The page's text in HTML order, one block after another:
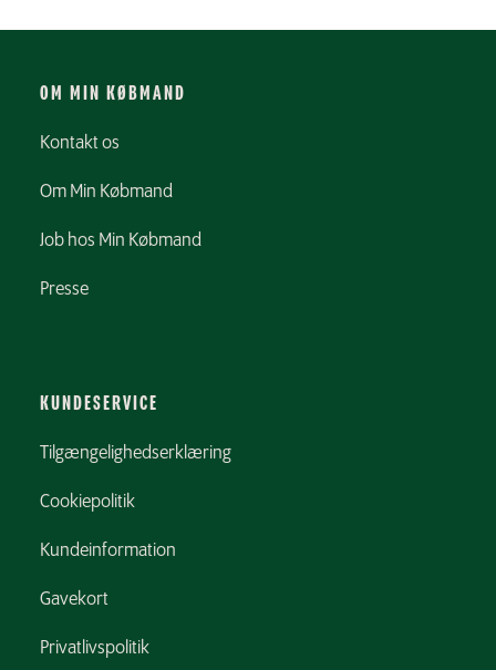
OM MIN KØBMAND
Kontakt os
Om Min Købmand
Job hos Min Købmand
Presse
KUNDESERVICE
Tilgængelighedserklæring
Cookiepolitik
Kundeinformation
Gavekort
Privatlivspolitik